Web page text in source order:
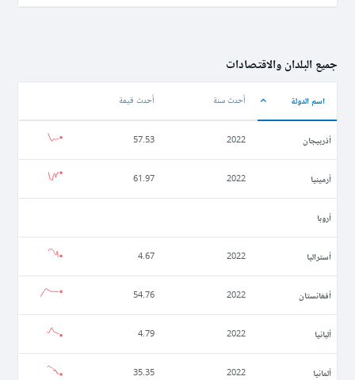
جميع البلدان والاقتصادات
اسم الدولة أحدث سنة أحدث قيمة
أذربيجان 2022
57.53
أرمينيا 2022
61.97
أروبا
أستراليا 2022
4.67
أفغانستان 2022
54.76
ألبانيا 2022
4.79
ألمانيا 2022
35.35